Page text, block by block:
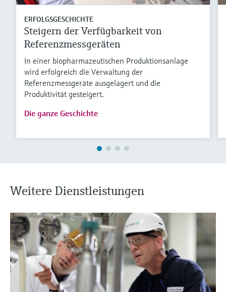
ERFOLGSGESCHICHTE
Steigern der Verfügbarkeit von
Referenzmessgeräten
In einer biopharmazeutischen Produktionsanlage
wird erfolgreich die Verwaltung der
Referenzmessgeräte ausgelagert und die
Produktivität gesteigert.
Die ganze Geschichte
Weitere Dienstleistungen